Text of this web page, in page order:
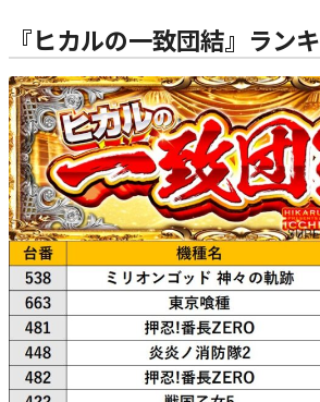
『ヒカルの一致団結』ラン